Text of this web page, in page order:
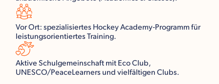
Vor Ort: spezialisiertes Hockey Academy‑Programm für
leistungsorientiertes Training.
Aktive Schulgemeinschaft mit Eco Club,
UNESCO/PeaceLearners und vielfältigen Clubs.